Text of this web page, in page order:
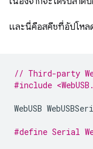
และนี่คือสคีชที่อัปโหล
// Third-party
#include
WebUSB
#define Serial